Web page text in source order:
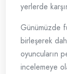
yerlerde
Günümüzde
birleşerek
oyuncuların
incelemeye